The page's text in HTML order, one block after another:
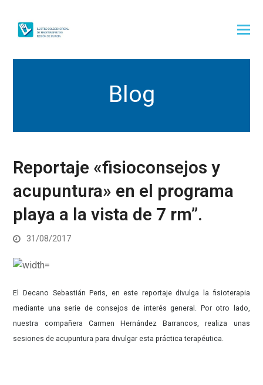
Blog
Reportaje «fisioconsejos y
acupuntura» en el programa
playa a la vista de 7 rm”.
31/08/2017
El Decano Sebastián Peris, en este reportaje divulga la fisioterapia
mediante una serie de consejos de interés general. Por otro lado,
nuestra compañera Carmen Hernández Barrancos, realiza unas
sesiones de acupuntura para divulgar esta práctica terapéutica.